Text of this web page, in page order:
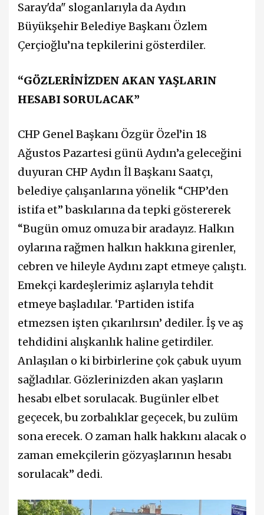
Saray'da" sloganlarıyla da Aydın
Büyükşehir Belediye Başkanı Özlem
Çerçioğlu’na tepkilerini gösterdiler.
“GÖZLERİNİZDEN AKAN YAŞLARIN
HESABI SORULACAK”
CHP Genel Başkanı Özgür Özel’in 18
Ağustos Pazartesi günü Aydın’a geleceğini
duyuran CHP Aydın İl Başkanı Saatçı,
belediye çalışanlarına yönelik “CHP’den
istifa et” baskılarına da tepki göstererek
“Bugün omuz omuza bir aradayız. Halkın
oylarına rağmen halkın hakkına girenler,
cebren ve hileyle Aydını zapt etmeye çalıştı.
Emekçi kardeşlerimiz aşlarıyla tehdit
etmeye başladılar. ‘Partiden istifa
etmezsen işten çıkarılırsın’ dediler. İş ve aş
tehdidini alışkanlık haline getirdiler.
Anlaşılan o ki birbirlerine çok çabuk uyum
sağladılar. Gözlerinizden akan yaşların
hesabı elbet sorulacak. Bugünler elbet
geçecek, bu zorbalıklar geçecek, bu zulüm
sona erecek. O zaman halk hakkını alacak o
zaman emekçilerin gözyaşlarının hesabı
sorulacak” dedi.